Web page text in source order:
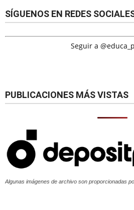
SÍGUENOS EN REDES
Seguir a
PUBLICACIONES MÁS VISTAS
Algunas imágenes de archivo son proporcionadas